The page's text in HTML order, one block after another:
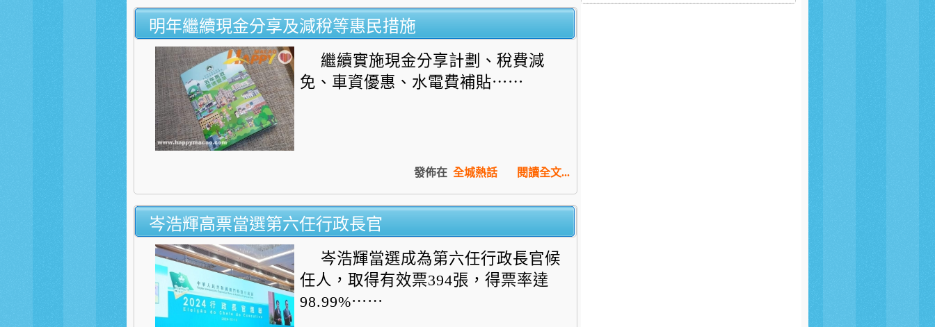
明年繼續現金分享及減稅等惠民措施
繼續實施現金分享計劃、稅費減
免、車資優惠、水電費補貼⋯⋯
閱讀全文...
發佈在 全城熱話
岑浩輝高票當選第六任行政長官
岑浩輝當選成為第六任行政長官候
任人，取得有效票394張，得票率達
98.99%⋯⋯